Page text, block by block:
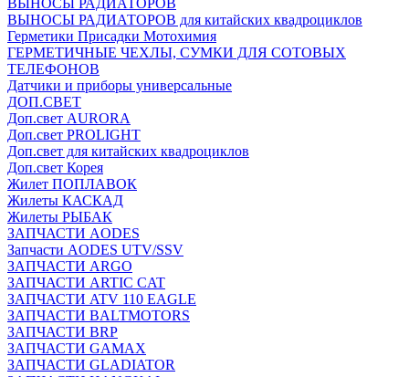
ВЫНОСЫ РАДИАТОРОВ
ВЫНОСЫ РАДИАТОРОВ для китайских квадроциклов
Герметики Присадки Мотохимия
ГЕРМЕТИЧНЫЕ ЧЕХЛЫ, СУМКИ ДЛЯ СОТОВЫХ
ТЕЛЕФОНОВ
Датчики и приборы универсальные
ДОП.СВЕТ
Доп.свет AURORA
Доп.свет PROLIGHT
Доп.свет для китайских квадроциклов
Доп.свет Корея
Жилет ПОПЛАВОК
Жилеты КАСКАД
Жилеты РЫБАК
ЗАПЧАСТИ AODES
Запчасти AODES UTV/SSV
ЗАПЧАСТИ ARGO
ЗАПЧАСТИ ARTIC CAT
ЗАПЧАСТИ ATV 110 EAGLE
ЗАПЧАСТИ BALTMOTORS
ЗАПЧАСТИ BRP
ЗАПЧАСТИ GAMAX
ЗАПЧАСТИ GLADIATOR